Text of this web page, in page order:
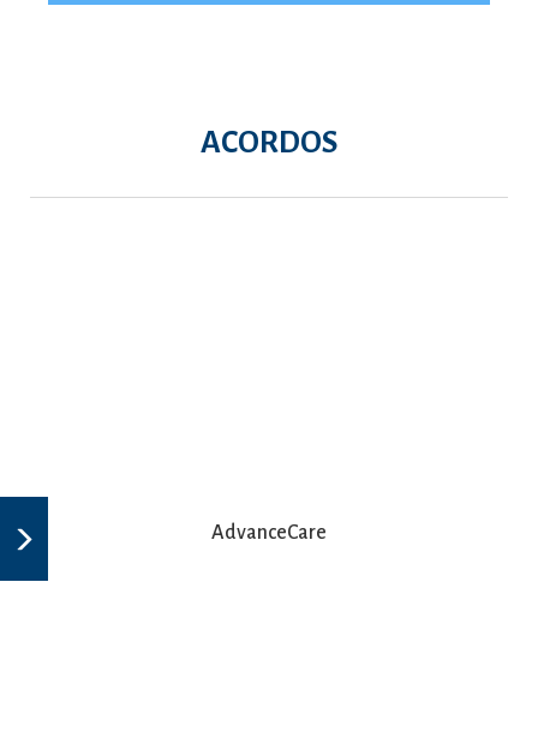
ACORDOS
AdvanceCare